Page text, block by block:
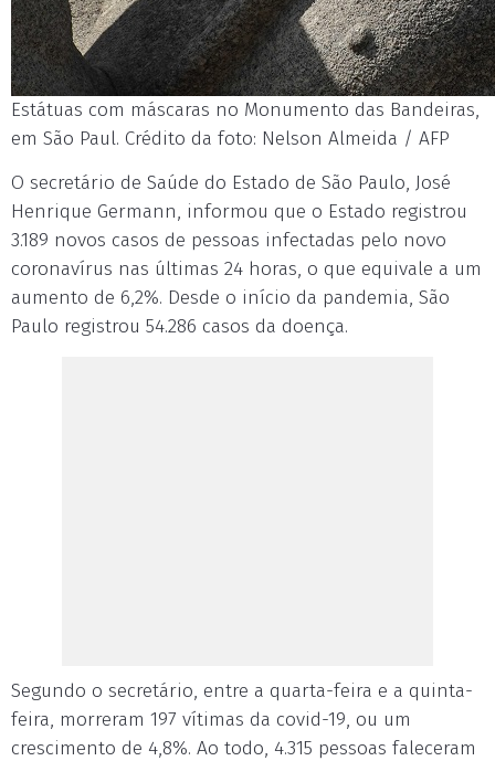
Estátuas com máscaras no Monumento das Bandeiras,
em São Paul. Crédito da foto: Nelson Almeida / AFP
O secretário de Saúde do Estado de São Paulo, José
Henrique Germann, informou que o Estado registrou
3.189 novos casos de pessoas infectadas pelo novo
coronavírus nas últimas 24 horas, o que equivale a um
aumento de 6,2%. Desde o início da pandemia, São
Paulo registrou 54.286 casos da doença.
Segundo o secretário, entre a quarta-feira e a quinta-
feira, morreram 197 vítimas da covid-19, ou um
crescimento de 4,8%. Ao todo, 4.315 pessoas faleceram